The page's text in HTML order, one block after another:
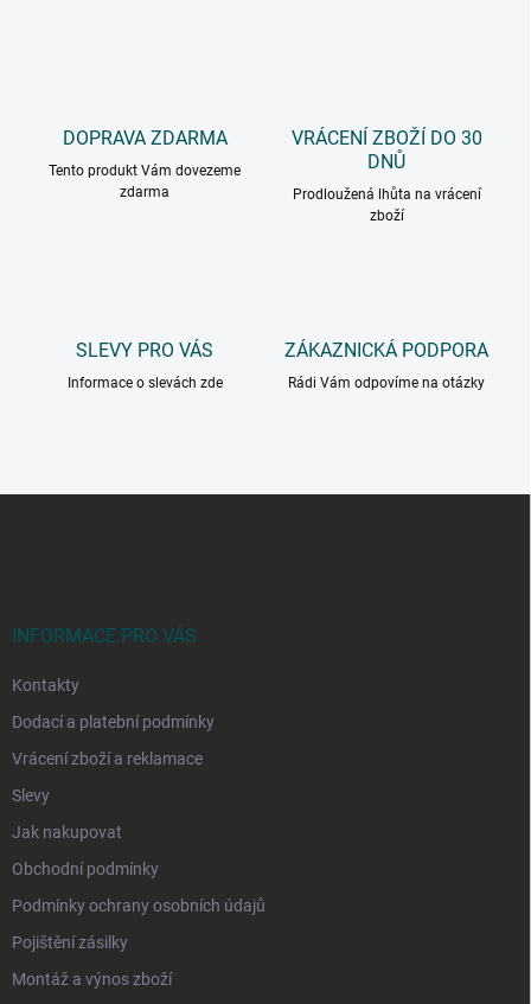
DOPRAVA ZDARMA
Tento produkt Vám dovezeme
zdarma
VRÁCENÍ ZBOŽÍ DO 30
DNŮ
Prodloužená lhůta na vrácení
zboží
SLEVY PRO VÁS
Informace o slevách zde
ZÁKAZNICKÁ PODPORA
Rádi Vám odpovíme na otázky
INFORMACE PRO VÁS
Kontakty
Dodací a platební podmínky
Vrácení zboží a reklamace
Slevy
Jak nakupovat
Obchodní podmínky
Podmínky ochrany osobních údajů
Pojištění zásilky
Montáž a výnos zboží